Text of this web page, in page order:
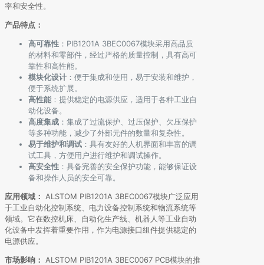
率和安全性。
产品特点：
高可靠性 ：PIB1201A 3BEC0067模块采用高品质
的材料和零部件，经过严格的质量控制，具有高可
靠性和高性能。
模块化设计 ：便于集成和使用，易于安装和维护，
便于系统扩展。
高性能 ：提供稳定的电源供应，适用于各种工业自
动化设备。
高度集成 ：集成了过流保护、过压保护、欠压保护
等多种功能，减少了外部元件的数量和复杂性。
易于维护和调试 ：具有友好的人机界面和丰富的调
试工具，方便用户进行维护和调试操作。
高安全性 ：具备完善的安全保护功能，能够保证设
备和操作人员的安全可靠。
应用领域：
ALSTOM PIB1201A 3BEC0067模块广泛应用
于工业自动化控制系统、电力设备控制系统和物流系统等
领域。它在数控机床、自动化生产线、机器人等工业自动
化设备中发挥着重要作用，作为电源接口组件提供稳定的
电源供应。
市场影响：
ALSTOM PIB1201A 3BEC0067 PCB模块的推